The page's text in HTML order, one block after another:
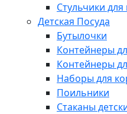
Стульчики
Детская Посуда
Бутылочки
Контейнеры
Контейнеры
Наборы для
Поильники
Стаканы